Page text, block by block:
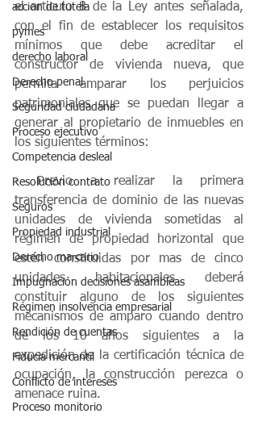
accion de tutela
pymes
derecho laboral
Derecho penal
Seguridad ciudadana
Proceso ejecutivo
Competencia desleal
Resolución contrato
Seguros
Propiedad industrial
Derecho marcario
Impugnación decisiones asambleas
Régimen insolvencia empresarial
Rendición de cuentas
Fiducia mercantil
Conflicto de intereses
Proceso monitorio
el articulo 8 de la Ley antes señalada,
con el fin de establecer los requisitos
mínimos que debe acreditar el
constructor de vivienda nueva, que
permita amparar los perjuicios
patrimoniales que se puedan llegar a
generar al propietario de inmuebles en
los siguientes términos:
- Previo a realizar la primera
transferencia de dominio de las nuevas
unidades de vivienda sometidas al
régimen de propiedad horizontal que
estén constituidas por mas de cinco
unidades habitacionales deberá
constituir alguno de los siguientes
mecanismos de amparo cuando dentro
de los 10 años siguientes a la
expedición de la certificación técnica de
ocupación, la construcción perezca o
amenace ruina.